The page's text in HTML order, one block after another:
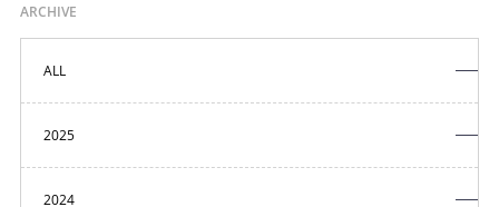
ARCHIVE
ALL
2025
2024